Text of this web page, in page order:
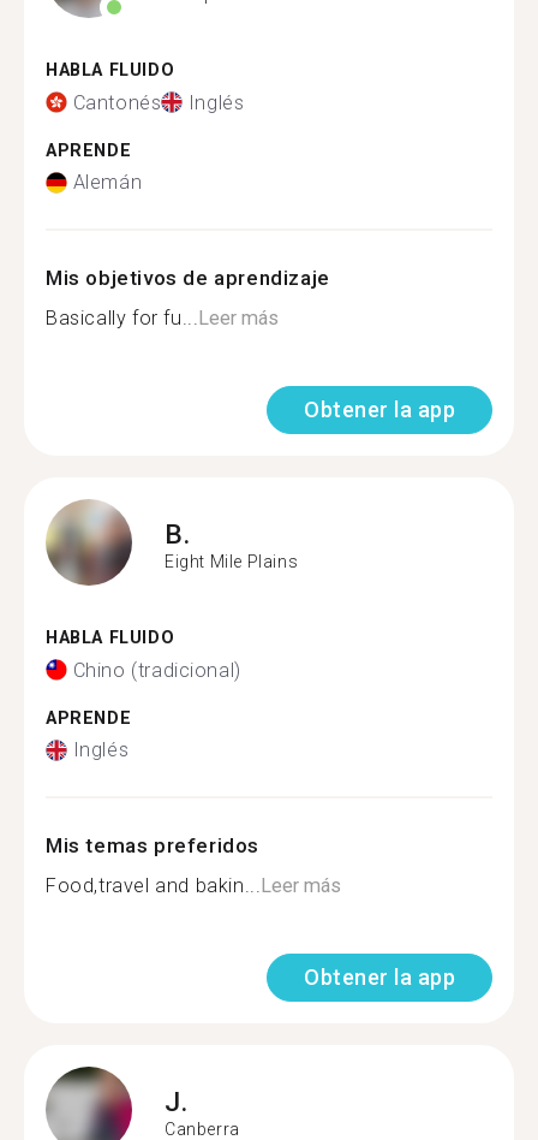
HABLA FLUIDO
Cantonés Inglés
APRENDE
Alemán
Mis objetivos de aprendizaje
Basically for fu...Leer más
Obtener la app
B.
Eight Mile Plains
HABLA FLUIDO
Chino (tradicional)
APRENDE
Inglés
Mis temas preferidos
Food,travel and bakin...Leer más
Obtener la app
J.
Canberra